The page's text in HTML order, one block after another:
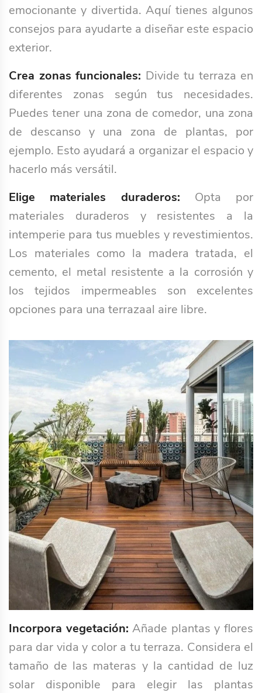
emocionante y divertida. Aquí tienes algunos
consejos para ayudarte a diseñar este espacio
exterior.
Crea zonas funcionales: Divide tu terraza en
diferentes zonas según tus necesidades.
Puedes tener una zona de comedor, una zona
de descanso y una zona de plantas, por
ejemplo. Esto ayudará a organizar el espacio y
hacerlo más versátil.
Elige materiales duraderos: Opta por
materiales duraderos y resistentes a la
intemperie para tus muebles y revestimientos.
Los materiales como la madera tratada, el
cemento, el metal resistente a la corrosión y
los tejidos impermeables son excelentes
opciones para una terrazaal aire libre.
Incorpora vegetación: Añade plantas y flores
para dar vida y color a tu terraza. Considera el
tamaño de las materas y la cantidad de luz
solar disponible para elegir las plantas